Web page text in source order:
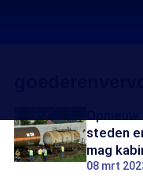
steden
mag
08 mrt